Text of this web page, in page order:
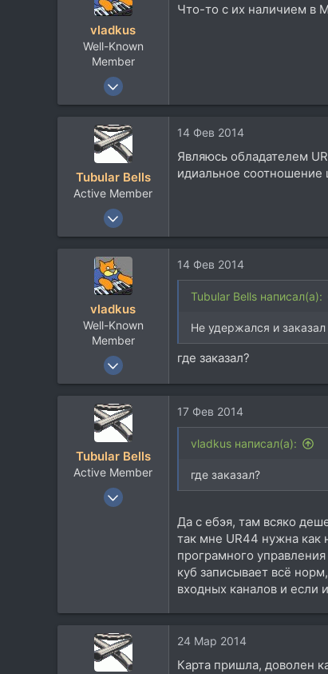
vladkus
Well-Known
Member
17 Янв 2008
2.955
Что-то с их наличием в
Tubular Bells
Active Member
3 Июл 2008
14 Фев 2014
Являюсь обладателем
идиальное соотношение
vladkus
Well-Known
Member
17 Янв 2008
2.955
14 Фев 2014
Tubular Bells написал(а):
Не удержался и заказал
где заказал?
Tubular Bells
Active Member
3 Июл 2008
17 Фев 2014
vladkus написал(а):
где заказал?
Да с ебэя, там всяко
так мне UR44 нужна
програмного
куб записывает всё
входных каналов и если
24 Мар 2014
Карта пришла, доволен